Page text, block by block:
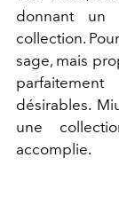
donnant un
collection.
sage, mais
désirables.
une
accomplie.